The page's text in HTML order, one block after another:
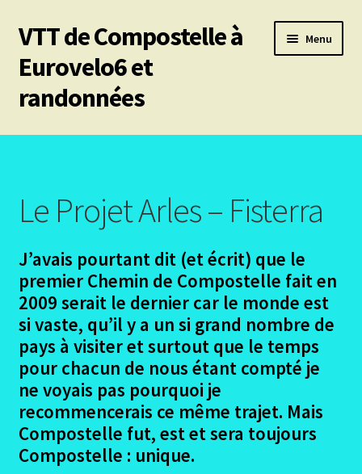
Aller
à
la
navigation
Aller
au
contenu
VTT de Compostelle à
Eurovelo6 et
randonnées
Menu
Mes 6 chemins vtt de Compostelle
Le Puy en Velay – Santiago – Fisterra – Année 2009 Ouvrir
enfant
Arles – Fisterra en 2014
le
menu
enfant
Les participants Arles-Fisterra
Le Projet Arles – Fisterra
Le Trajet Arles – Fisterra
le
Le retour cout financier camino aragones
Le Projet Arles – Fisterra
J’avais pourtant dit (et écrit) que le
premier Chemin de Compostelle fait en
2009 serait le dernier car le monde est
si vaste, qu’il y a un si grand nombre de
pays à visiter et surtout que le temps
pour chacun de nous étant compté je
ne voyais pas pourquoi je
recommencerais ce même trajet. Mais
Compostelle fut, est et sera toujours
Compostelle : unique.